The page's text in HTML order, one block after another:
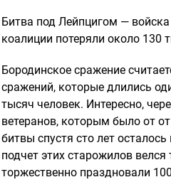
Битва под Лейпцигом —
коалиции потеряли около
Бородинское сражение
сражений, которые длились
тысяч человек. Интересно,
ветеранов, которым было от
битвы спустя сто лет
подчет этих старожилов
торжественно праздновали